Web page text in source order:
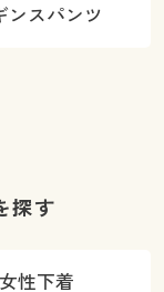
ンスパンツ
探す
女性下着